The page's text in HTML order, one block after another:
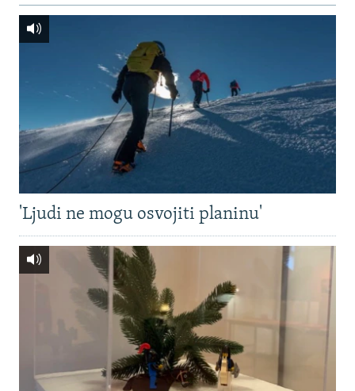
'Ljudi ne mogu osvojiti planinu'